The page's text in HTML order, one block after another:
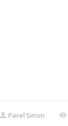
Pavel Simon